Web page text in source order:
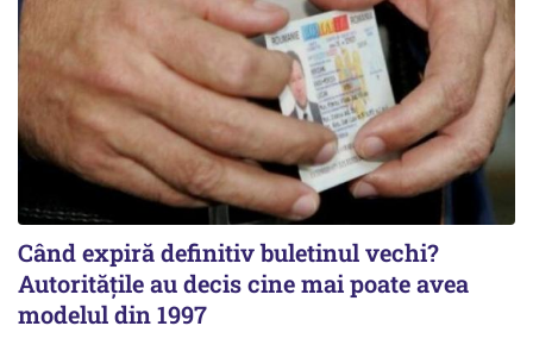
Când expiră definitiv buletinul vechi?
Autoritățile au decis cine mai poate avea
modelul din 1997